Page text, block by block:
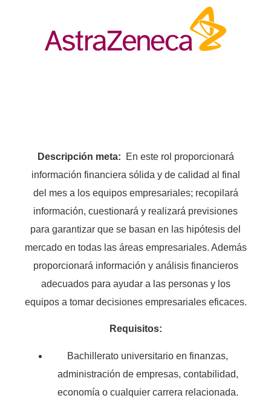
Descripción meta:
En este rol proporcionará
información financiera sólida y de calidad al final
del mes a los equipos empresariales; recopilará
información, cuestionará y realizará previsiones
para garantizar que se basan en las hipótesis del
mercado en todas las áreas empresariales. Además
proporcionará información y análisis financieros
adecuados para ayudar a las personas y los
equipos a tomar decisiones empresariales eficaces.
Requisitos:
Bachillerato universitario en finanzas,
administración de empresas, contabilidad,
economía o cualquier carrera relacionada.